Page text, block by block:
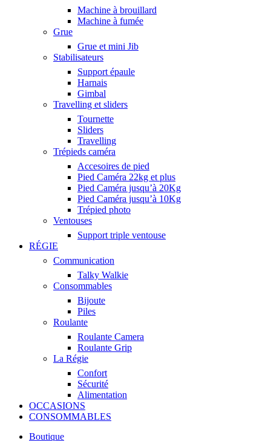
Machine à brouillard
Machine à fumée
Grue
Grue et mini Jib
Stabilisateurs
Support épaule
Harnais
Gimbal
Travelling et sliders
Tournette
Sliders
Travelling
Trépieds caméra
Accesoires de pied
Pied Caméra 22kg et plus
Pied Caméra jusqu’à 20Kg
Pied Caméra jusqu’à 10Kg
Trépied photo
Ventouses
Support triple ventouse
RÉGIE
Communication
Talky Walkie
Consommables
Bijoute
Piles
Roulante
Roulante Camera
Roulante Grip
La Régie
Confort
Sécurité
Alimentation
OCCASIONS
CONSOMMABLES
Boutique